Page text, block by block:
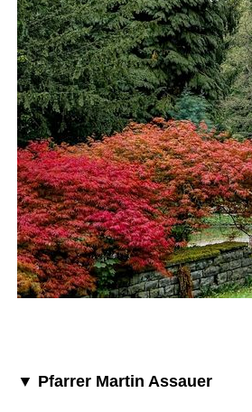
▼ Pfarrer Martin Assauer